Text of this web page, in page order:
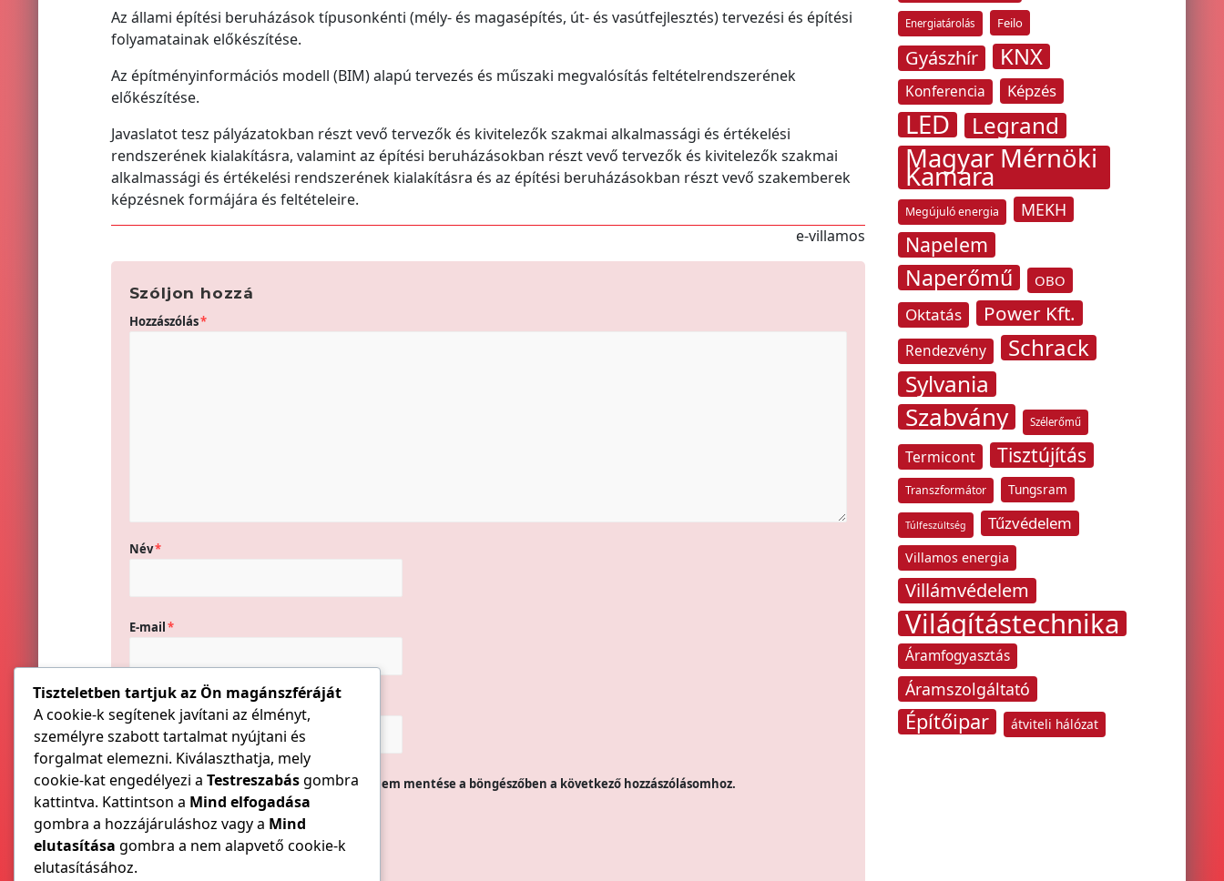
Az állami építési beruházások típusonkénti (mély- és magasépítés, út- és vasútfejlesztés) tervezési és építési
folyamatainak előkészítése.
Az építményinformációs modell (BIM) alapú tervezés és műszaki megvalósítás feltételrendszerének
előkészítése.
Javaslatot tesz pályázatokban részt vevő tervezők és kivitelezők szakmai alkalmassági és értékelési
rendszerének kialakításra, valamint az építési beruházásokban részt vevő tervezők és kivitelezők szakmai
alkalmassági és értékelési rendszerének kialakításra és az építési beruházásokban részt vevő szakemberek
képzésnek formájára és feltételeire.
e-villamos
Szóljon hozzá
Hozzászólás*
Név*
E-mail*
Honlap
A nevem, e-mail címem, és weboldalcímem mentése a böngészőben a következő hozzászólásomhoz.
Energiatárolás Feilo
Gyászhír KNX
Konferencia Képzés
LED Legrand
Magyar Mérnöki
Kamara
Megújuló energia MEKH
Napelem
Naperőmű OBO
Oktatás Power Kft.
Rendezvény
Schrack
Sylvania
Szabvány Szélerőmű
Termicont Tisztújítás
Transzformátor Tungsram
Túlfeszültség Tűzvédelem
Villamos energia
Villámvédelem
Világítástechnika
Áramfogyasztás
Áramszolgáltató
Építőipar átviteli hálózat
Tiszteletben tartjuk az Ön magánszféráját
A cookie-k segítenek javítani az élményt,
személyre szabott tartalmat nyújtani és
forgalmat elemezni. Kiválaszthatja, mely
cookie-kat engedélyezi a Testreszabásgombra
kattintva. Kattintson a Mind elfogadása
gombra a hozzájáruláshoz vagy a Mind
elutasítása gombra a nem alapvető cookie-k
elutasításához.